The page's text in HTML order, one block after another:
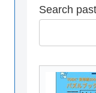
Search